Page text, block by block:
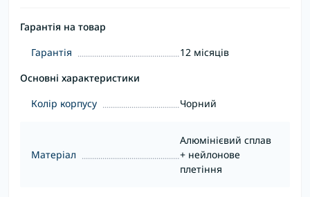
Гарантія на товар
Гарантія
12 місяців
Основні характеристики
Колір корпусу
Чорний
Матеріал
Алюмінієвий сплав
+ нейлонове
плетіння